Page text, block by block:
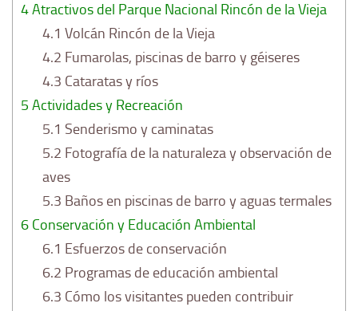
4Atractivos del Parque Nacional Rincón de la Vieja
4.1 Volcán Rincón de la Vieja
4.2 Fumarolas, piscinas de barro y géiseres
4.3 Cataratas y ríos
5 Actividades y Recreación
5.1 Senderismo y caminatas
5.2 Fotografía de la naturaleza y observación de
aves
5.3 Baños en piscinas de barro y aguas termales
6 Conservación y Educación Ambiental
6.1 Esfuerzos de conservación
6.2 Programas de educación ambiental
6.3 Cómo los visitantes pueden contribuir